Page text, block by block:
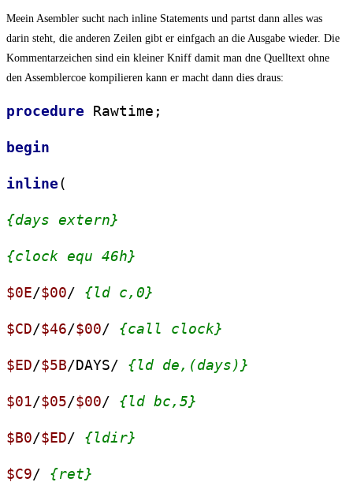
Meein Asembler sucht nach inline Statements und partst dann alles was
darin steht, die anderen Zeilen gibt er einfgach an die Ausgabe wieder. Die
Kommentarzeichen sind ein kleiner Kniff damit man dne Quelltext ohne
den Assemblercoe kompilieren kann er macht dann dies draus:
procedure Rawtime;
begin
inline(
{days extern}
{clock equ 46h}
$0E/$00/ {ld c,0}
$CD/$46/$00/ {call clock}
$ED/$5B/DAYS/ {ld de,(days)}
$01/$05/$00/ {ld bc,5}
$B0/$ED/ {ldir}
$C9/ {ret}